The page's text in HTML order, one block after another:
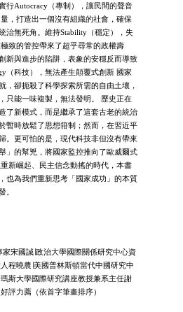
行Autocracy（專制），讓民間的聲音
，打造出一個沒有組織的社會，確保
治無死角。維持Stability（穩定），失
致的管控帶來了超乎尋常的政權壽
新與進步的陷阱，表象的安穩反而導致
（科技），無法產生顛覆式創新 國家
，卻扼殺了科學探索所需的自由土壤，
只能一味複製，無法發明。 歷史正在
了新模式，而是繼承了這套古老的統治
暫時放鬆了思想箝制；然而，在習近平
。更可怕的是，現代科技非但沒有帶來
」的幫兇，將國家監控推向了歐威爾式
新崛起、民主信念動搖的時代，本書
也為我們重新思考「國家成功」的本質
。
家宋國誠∣政治大學國際關係研究中心資
程曉農∣美國普林斯頓當代中國研究中
斯大學國際研究講座教授兼系主任謝
評力薦（依首字筆畫排序）